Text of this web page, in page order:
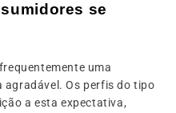
se
uma
Os perfis do tipo
a esta expectativa,